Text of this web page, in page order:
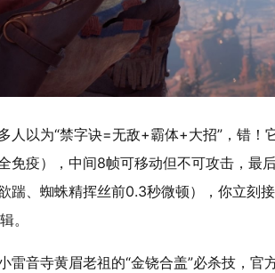
人以为“禁字诀=无敌+霸体+大招”，错！
免疫），中间8帧可移动但不可攻击，最
踹、蜘蛛精挥丝前0.3秒微顿），你立刻
。
雷音寺黄眉老祖的“金铙合盖”必杀技，